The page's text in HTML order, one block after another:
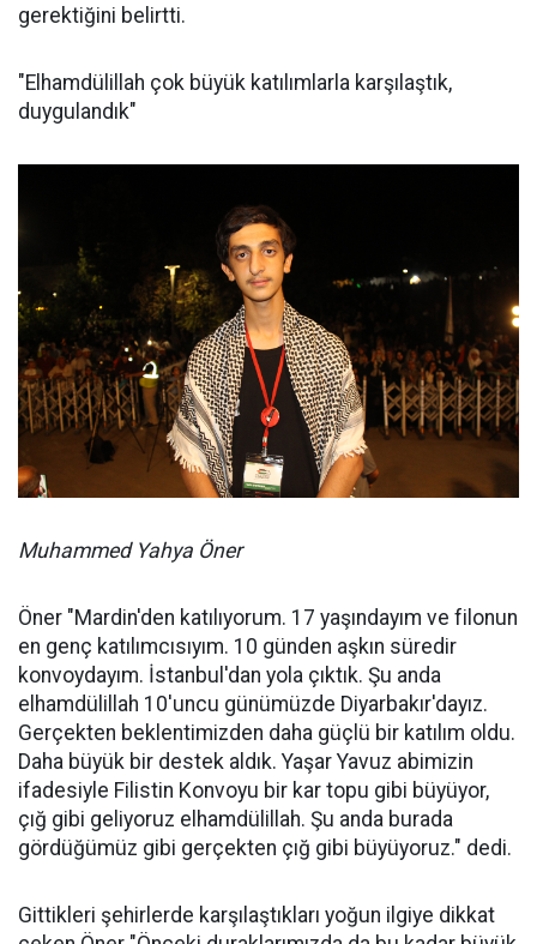
gerektiğini belirtti.
"Elhamdülillah çok büyük katılımlarla karşılaştık,
duygulandık"
Muhammed Yahya Öner
Öner "Mardin'den katılıyorum. 17 yaşındayım ve filonun
en genç katılımcısıyım. 10 günden aşkın süredir
konvoydayım. İstanbul'dan yola çıktık. Şu anda
elhamdülillah 10'uncu günümüzde Diyarbakır'dayız.
Gerçekten beklentimizden daha güçlü bir katılım oldu.
Daha büyük bir destek aldık. Yaşar Yavuz abimizin
ifadesiyle Filistin Konvoyu bir kar topu gibi büyüyor,
çığ gibi geliyoruz elhamdülillah. Şu anda burada
gördüğümüz gibi gerçekten çığ gibi büyüyoruz." dedi.
Gittikleri şehirlerde karşılaştıkları yoğun ilgiye dikkat